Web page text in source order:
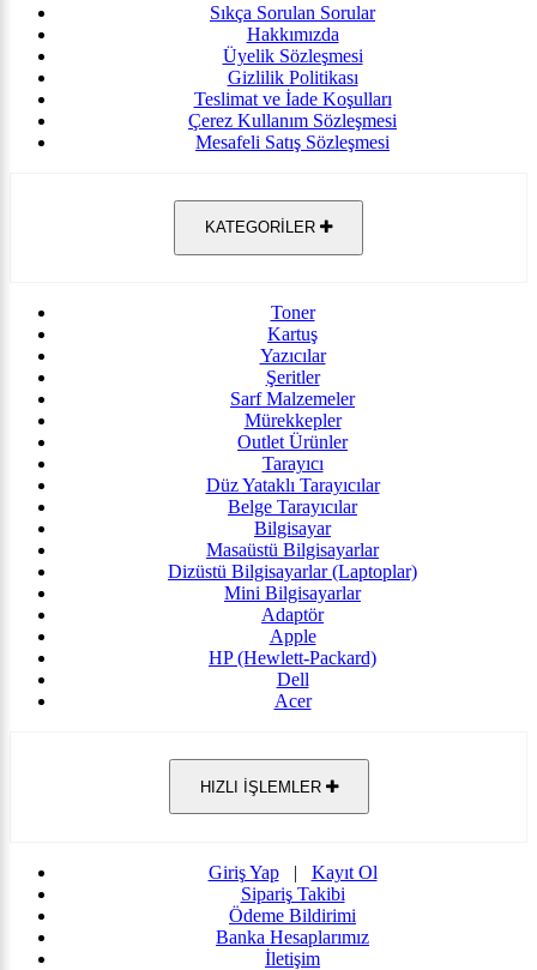
Sıkça Sorulan Sorular
Hakkımızda
Üyelik Sözleşmesi
Gizlilik Politikası
Teslimat ve İade Koşulları
Çerez Kullanım Sözleşmesi
Mesafeli Satış Sözleşmesi
KATEGORİLER
Toner
Kartuş
Yazıcılar
Şeritler
Sarf Malzemeler
Mürekkepler
Outlet Ürünler
Tarayıcı
Düz Yataklı Tarayıcılar
Belge Tarayıcılar
Bilgisayar
Masaüstü Bilgisayarlar
Dizüstü Bilgisayarlar (Laptoplar)
Mini Bilgisayarlar
Adaptör
Apple
HP (Hewlett-Packard)
Dell
Acer
HIZLI İŞLEMLER
Giriş Yap| Kayıt Ol
Sipariş Takibi
Ödeme Bildirimi
Banka Hesaplarımız
İletişim